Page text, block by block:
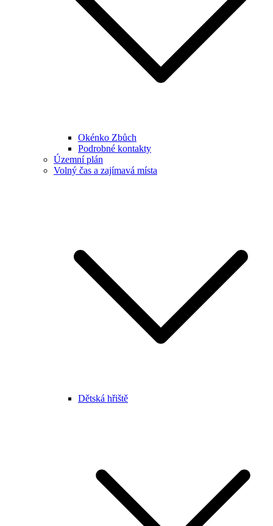
Okénko Zbůch
Podrobné kontakty
Územní plán
Volný čas a zajímavá místa
Dětská hřiště